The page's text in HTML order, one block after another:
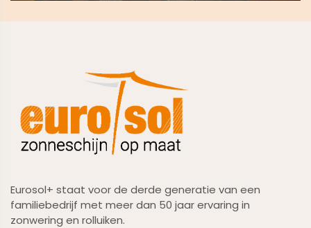
Eurosol+ staat voor de derde generatie van een
familiebedrijf met meer dan 50 jaar ervaring in
zonwering en rolluiken.